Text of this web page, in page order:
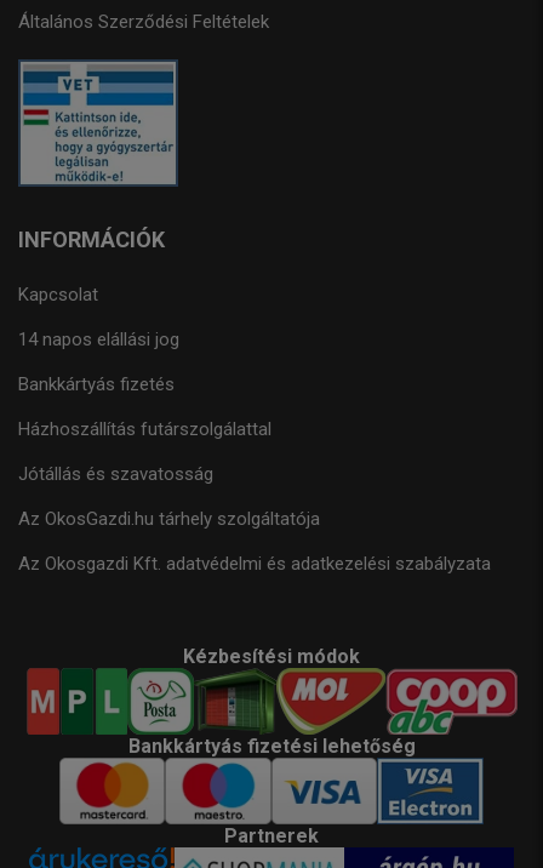
Általános Szerződési Feltételek
INFORMÁCIÓK
Kapcsolat
14 napos elállási jog
Bankkártyás fizetés
Házhoszállítás futárszolgálattal
Jótállás és szavatosság
Az OkosGazdi.hu tárhely szolgáltatója
Az Okosgazdi Kft. adatvédelmi és adatkezelési szabályzata
Kézbesítési módok
Bankkártyás fizetési lehetőség
Partnerek